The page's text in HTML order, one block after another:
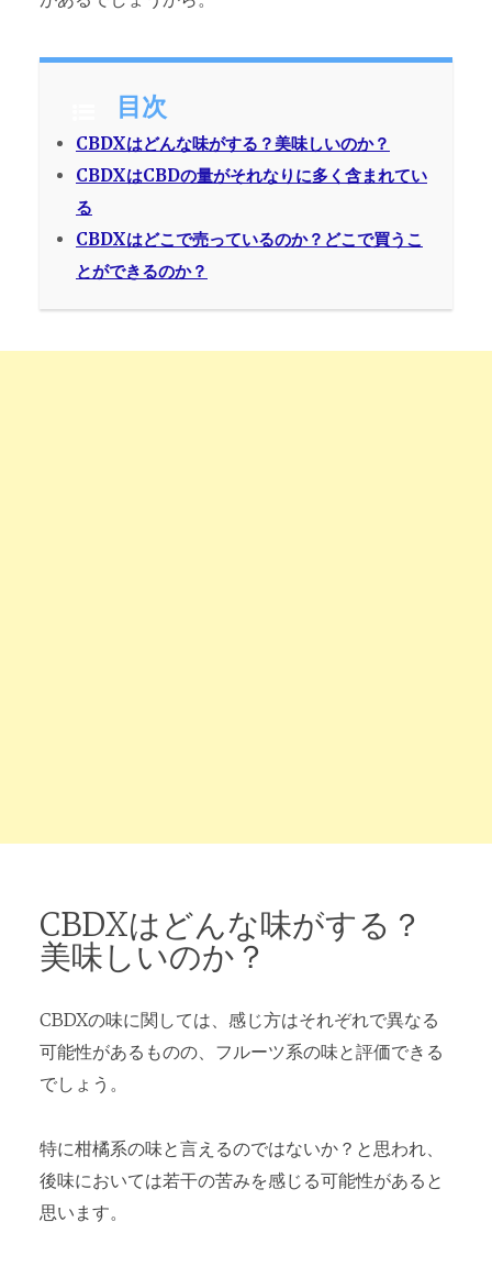
目次
CBDXはどんな味がする？美味しいのか？
CBDXはCBDの量がそれなりに多く含まれてい
る
CBDXはどこで売っているのか？どこで買うこ
とができるのか？
CBDXはどんな味がする？
美味しいのか？
CBDXの味に関しては、感じ方はそれぞれで異なる
可能性があるものの、フルーツ系の味と評価できる
でしょう。
特に柑橘系の味と言えるのではないか？と思われ、
後味においては若干の苦みを感じる可能性があると
思います。